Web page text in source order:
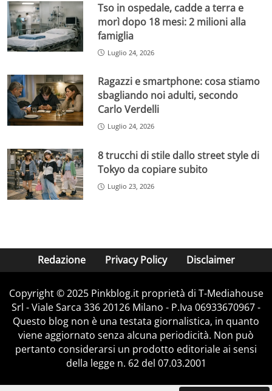
Tso in ospedale, cadde a terra e
morì dopo 18 mesi: 2 milioni alla
famiglia
Luglio 24, 2026
Ragazzi e smartphone: cosa stiamo
sbagliando noi adulti, secondo
Carlo Verdelli
Luglio 24, 2026
8 trucchi di stile dallo street style di
Tokyo da copiare subito
Luglio 23, 2026
Redazione Privacy Policy Disclaimer
Copyright © 2025 Pinkblog.it proprietà di T-Mediahouse
Srl - Viale Sarca 336 20126 Milano - P.Iva 06933670967 -
Questo blog non è una testata giornalistica, in quanto
viene aggiornato senza alcuna periodicità. Non può
pertanto considerarsi un prodotto editoriale ai sensi
della legge n. 62 del 07.03.2001